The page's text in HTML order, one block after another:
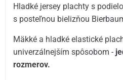
Hladké jersey plachty s
s posteľnou bielizňou
Mäkké a hladké elastické
univerzálnejším spôsobom -
rozmerov.